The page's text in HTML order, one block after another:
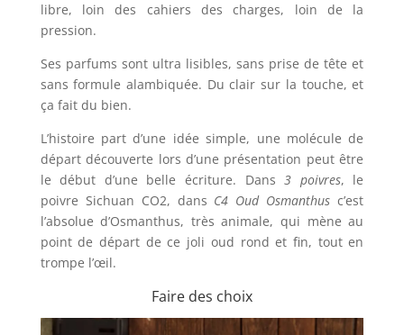
libre, loin des cahiers des charges, loin de la
pression.
Ses parfums sont ultra lisibles, sans prise de tête et
sans formule alambiquée. Du clair sur la touche, et
ça fait du bien.
L’histoire part d’une idée simple, une molécule de
départ découverte lors d’une présentation peut être
le début d’une belle écriture. Dans3 poivres, le
poivre Sichuan CO2, dans C4 Oud Osmanthus c’est
l’absolue d’Osmanthus, très animale, qui mène au
point de départ de ce joli oud rond et fin, tout en
trompe l’œil.
Faire des choix